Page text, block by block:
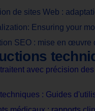
de sites Web :
Ensuring your
SEO : mise en œuvre
avec précision
: Guides